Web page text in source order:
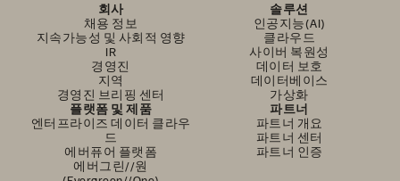
회사
채용 정보
지속가능성 및 사회적 영향
IR
경영진
지역
경영진 브리핑 센터
솔루션
인공지능(AI)
클라우드
사이버 복원성
데이터 보호
데이터베이스
가상화
플랫폼 및 제품
엔터프라이즈 데이터 클라우
드
에버퓨어 플랫폼
에버그린//원
파트너
파트너 개요
파트너 센터
파트너 인증